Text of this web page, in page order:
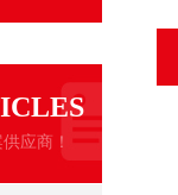
应商！